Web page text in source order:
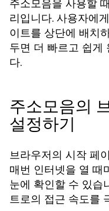
주소모음을 사용할
리입니다. 사용자에
이트를 상단에 배치
두면 더 빠르고 쉽게
다.
주소모음의
설정하기
브라우저의 시작 페
매번 인터넷을 열 때
눈에 확인할 수 있습
트로의 접근 속도를